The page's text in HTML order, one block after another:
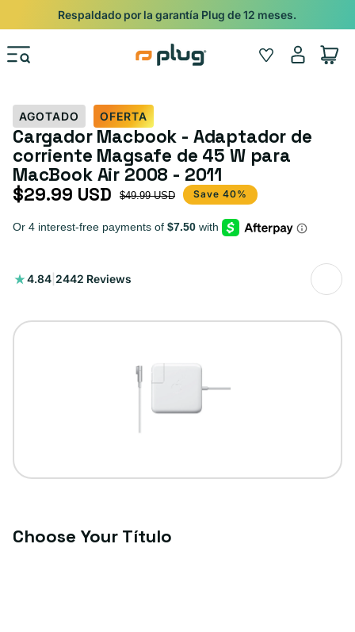
Ir al contenido
Pide con Entrega Nocturna para recibir antes del 24/12.
Wishlist
Iniciar
sesión
Carrito
AGOTADO OFERTA
Cargador Macbook - Adaptador de
corriente Magsafe de 45 W para
MacBook Air 2008 - 2011
Precio de oferta
$29.99 USD
Precio habitual $49.99 USD Save 40%
4.84 2442 Reviews
2442
Choose Your Título